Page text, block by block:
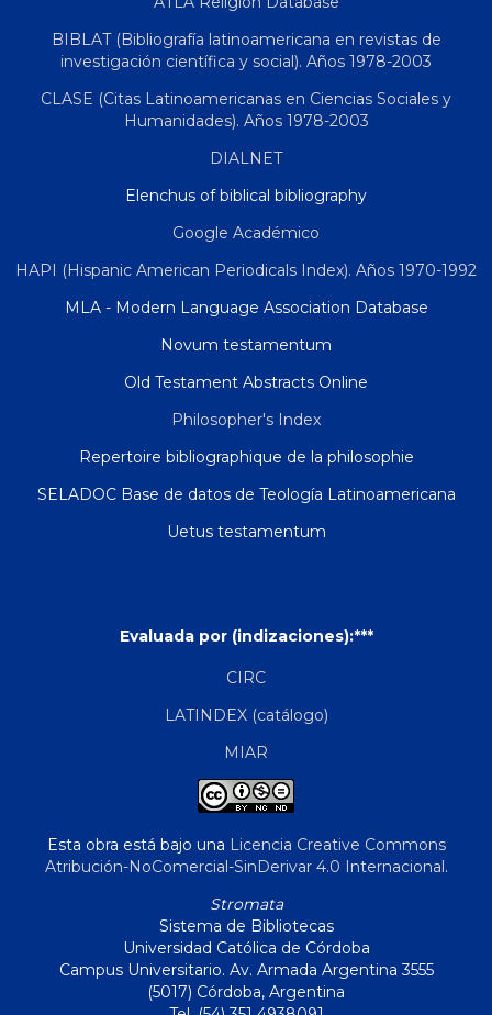
BIBLAT (Bibliografía latinoamericana en revistas de
investigación científica y social). Años 1978-2003
CLASE (Citas Latinoamericanas en Ciencias Sociales y
Humanidades). Años 1978-2003
DIALNET
Elenchus of biblical bibliography
Google Académico
HAPI (Hispanic American Periodicals Index). Años 1970-1992
MLA - Modern Language Association Database
Novum testamentum
Old Testament Abstracts Online
Philosopher's Index
Repertoire bibliographique de la philosophie
SELADOC Base de datos de Teología Latinoamericana
Uetus testamentum
Evaluada por (indizaciones):***
CIRC
LATINDEX (catálogo)
MIAR
Esta obra está bajo una Licencia Creative Commons
Atribución-NoComercial-SinDerivar 4.0 Internacional.
Stromata
Sistema de Bibliotecas
Universidad Católica de Córdoba
Campus Universitario. Av. Armada Argentina 3555
(5017) Córdoba, Argentina